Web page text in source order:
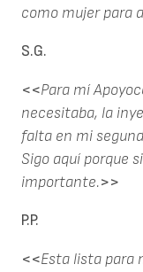
como mujer para
S.G.
<<Para mí
necesitaba, la
falta en mi
Sigo aquí porque
importante.>>
P.P.
<<Esta lista para